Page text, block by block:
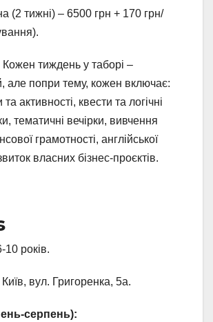
(2 тижні) – 6500 грн + 170 грн/
Кожен тиждень у таборі –
але попри тему, кожен включає:
та активності, квести та логічні
тематичні вечірки, вивчення
грамотності, англійської
власних бізнес-проєктів.
10 років.
вул. Григоренка, 5а.
серпень):